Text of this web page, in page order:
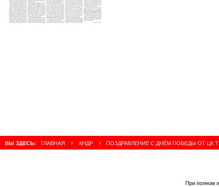
ВЫ ЗДЕСЬ: ГЛАВНАЯ КНДР ПОЗДРАВЛЕНИЕ С ДНЁМ ПОБЕДЫ ОТ ЦК
При полном